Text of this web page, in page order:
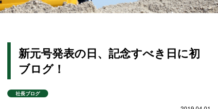
新元号発表の日、記念すべき日に初
ブログ！
社長ブログ